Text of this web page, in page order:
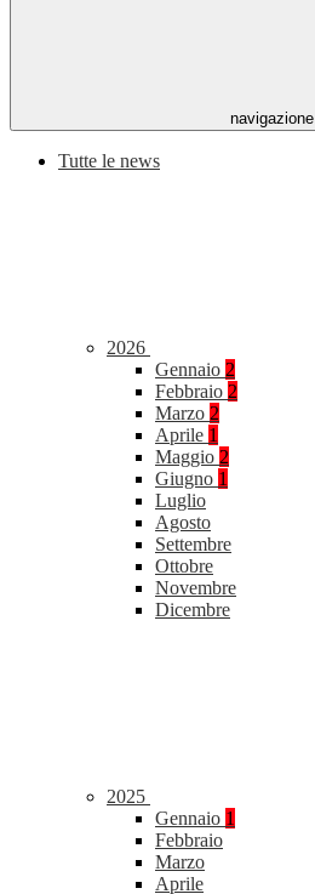
navigazione
Tutte le news
2026
Gennaio 2
Febbraio 2
Marzo 2
Aprile 1
Maggio 2
Giugno 1
Luglio
Agosto
Settembre
Ottobre
Novembre
Dicembre
2025
Gennaio 1
Febbraio
Marzo
Aprile